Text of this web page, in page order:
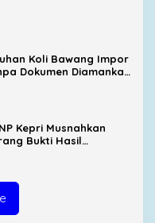
Koli Bawang Impor
Dokumen Diamankan
Kepri Musnahkan
Bukti Hasil